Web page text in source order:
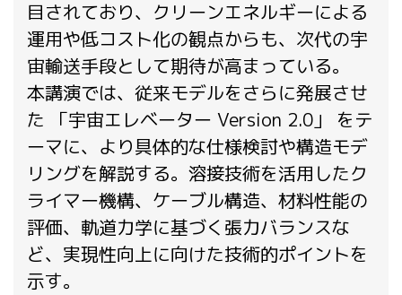
目されており、クリーンエネルギーによる
運用や低コスト化の観点からも、次代の宇
宙輸送手段として期待が高まっている。
本講演では、従来モデルをさらに発展させ
た 「宇宙エレベーター Version 2.0」 をテ
ーマに、より具体的な仕様検討や構造モデ
リングを解説する。溶接技術を活用したク
ライマー機構、ケーブル構造、材料性能の
評価、軌道力学に基づく張力バランスな
ど、実現性向上に向けた技術的ポイントを
示す。